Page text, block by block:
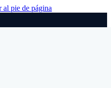
al pie de página